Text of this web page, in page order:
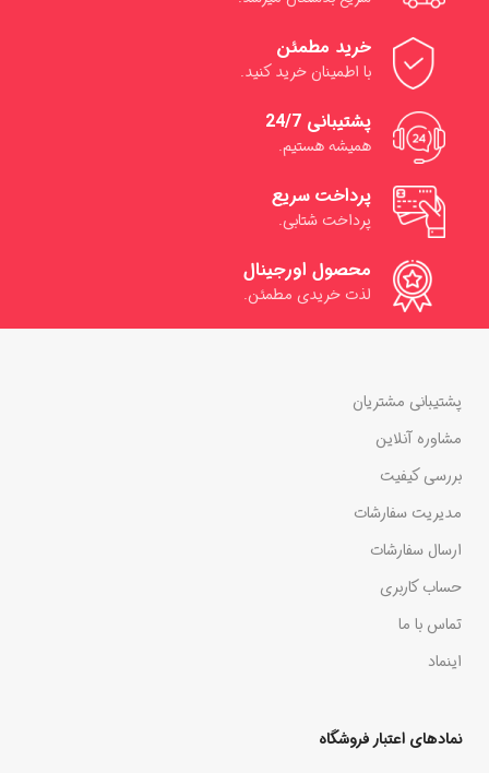
خرید مطمئن
با اطمینان خرید کنید.
پشتیبانی 24/7
همیشه هستیم.
پرداخت سریع
پرداخت شتابی.
محصول اورجینال
لذت خریدی مطمئن.
پشتیبانی مشتریان
مشاوره آنلاین
بررسی کیفیت
مدیریت سفارشات
ارسال سفارشات
حساب کاربری
تماس با ما
اینماد
نمادهای اعتبار فروشگاه